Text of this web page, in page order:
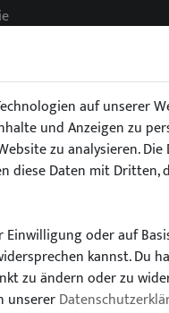
Fahrwerk Interieur
auf unserer
und Anzeigen zu
zu analysieren.
diese Daten mit Dritten,
oder auf
kannst. Du
zu ändern oder zu
unserer